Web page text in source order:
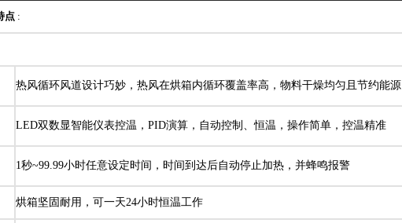
点 :
热风循环风道设计巧妙，热风在烘箱内循环覆盖率高，物料干燥均匀且节约能源
LED双数显智能仪表控温，PID演算，自动控制、恒温，操作简单，控温精准
1秒~99.99小时任意设定时间，时间到达后自动停止加热，并蜂鸣报警
烘箱坚固耐用，可一天24小时恒温工作